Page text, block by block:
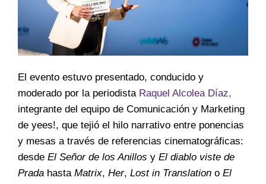
El evento estuvo presentado, conducido y
moderado por la periodista Raquel Alcolea Díaz,
integrante del equipo de Comunicación y Marketing
de yees!, que tejió el hilo narrativo entre ponencias
y mesas a través de referencias cinematográficas:
desde El Señor de los Anillos y El diablo viste de
Prada hasta Matrix, Her, Lost in Translation o El